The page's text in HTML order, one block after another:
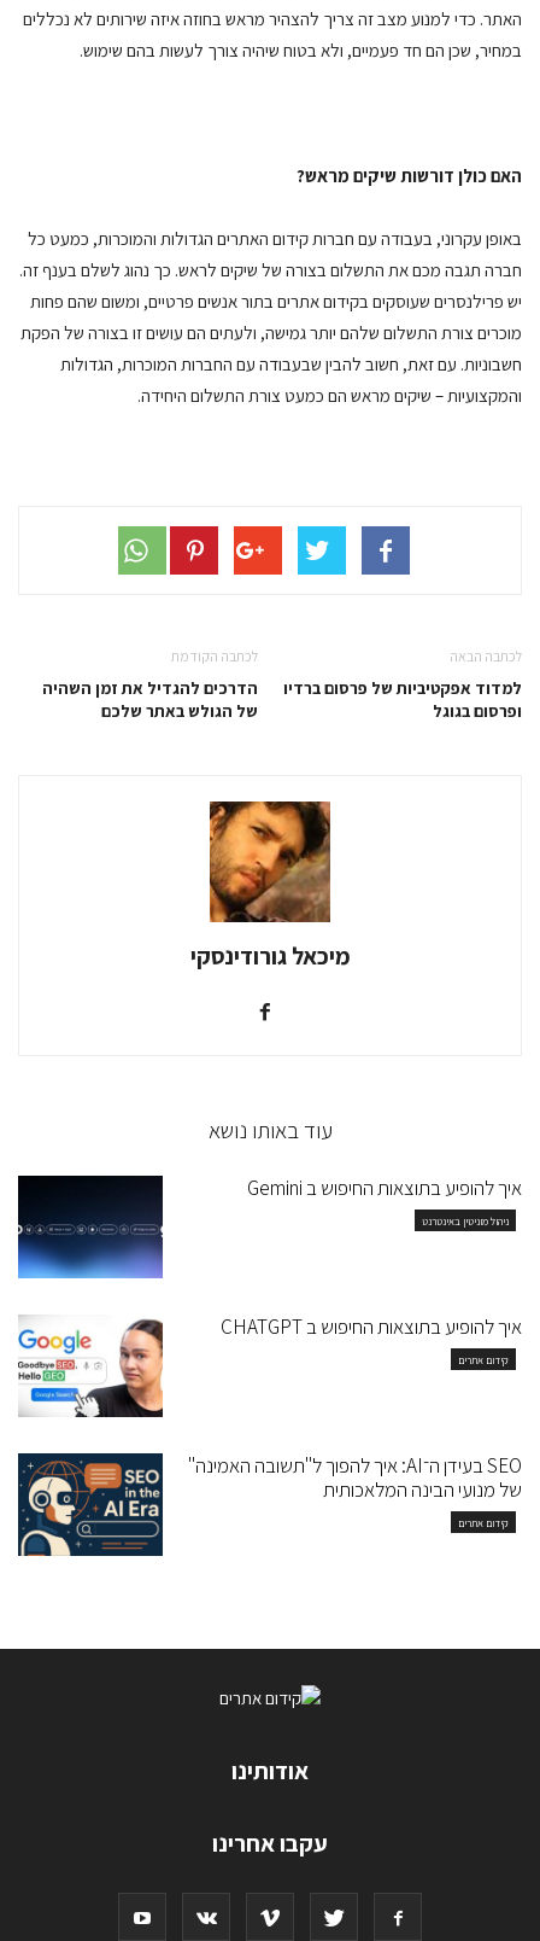
האתר. כדי למנוע מצב זה צריך להצהיר מראש בחוזה איזה שירותים לא נכללים
במחיר, שכן הם חד פעמיים, ולא בטוח שיהיה צורך לעשות בהם שימוש.
האם כולן דורשות שיקים מראש?
באופן עקרוני, בעבודה עם חברות קידום האתרים הגדולות והמוכרות, כמעט כל
חברה תגבה מכם את התשלום בצורה של שיקים לראש. כך נהוג לשלם בענף זה.
יש פרילנסרים שעוסקים בקידום אתרים בתור אנשים פרטיים, ומשום שהם פחות
מוכרים צורת התשלום שלהם יותר גמישה, ולעתים הם עושים זו בצורה של הפקת
חשבוניות. עם זאת, חשוב להבין שבעבודה עם החברות המוכרות, הגדולות
והמקצועיות – שיקים מראש הם כמעט צורת התשלום היחידה.
לכתבה הקודמת
הדרכים להגדיל את זמן השהיה
של הגולש באתר שלכם
לכתבה הבאה
למדוד אפקטיביות של פרסום ברדיו
ופרסום בגוגל
מיכאל גורודינסקי
עוד באותו נושא
איך להופיע בתוצאות החיפוש ב Gemini
ניהול מוניטין באינטרנט
איך להופיע בתוצאות החיפוש ב CHATGPT
קידום אתרים
SEO בעידן ה־AI: איך להפוך ל"תשובה האמינה"
של מנועי הבינה המלאכותית
קידום אתרים
אודותינו
עקבו אחרינו